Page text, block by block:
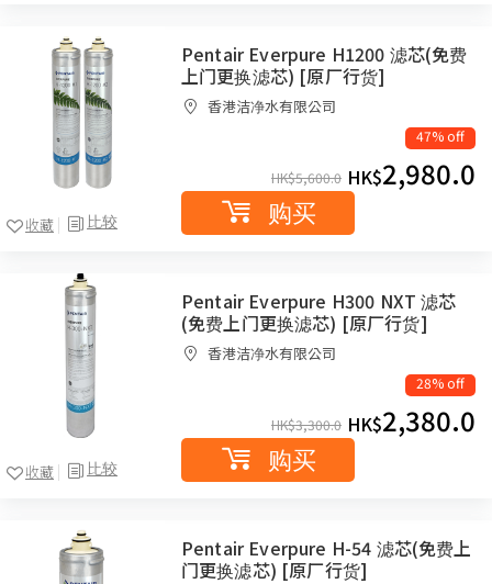
比较
收藏
Pentair Everpure H1200 滤芯(免费
上门更换滤芯) [原厂行货]
香港洁净水有限公司
47% off
HK$5,600.0 HK$2,980.0
购买
比较
收藏
Pentair Everpure H300 NXT 滤芯
(免费上门更换滤芯) [原厂行货]
香港洁净水有限公司
28% off
HK$3,300.0 HK$2,380.0
购买
Pentair Everpure H-54 滤芯(免费上
门更换滤芯) [原厂行货]